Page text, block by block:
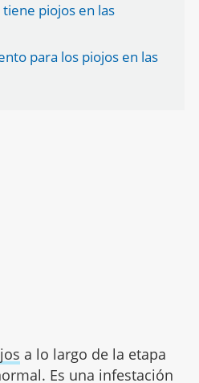
piojos en las
para los piojos en las
a lo largo de la etapa
Es una infestación